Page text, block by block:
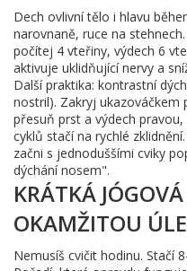
Dech ovlivní tělo i hlavu
narovnaně, ruce na
počítej 4 vteřiny, výdech 6
aktivuje uklidňující nervy a
Další praktika: kontrastní
nostril). Zakryj ukazováčkem
přesuň prst a výdech
cyklů stačí na rychlé
začni s jednoduššími cviky
dýchání nosem".
KRÁTKÁ
OKAMŽITOU
Nemusíš cvičit hodinu. Stačí